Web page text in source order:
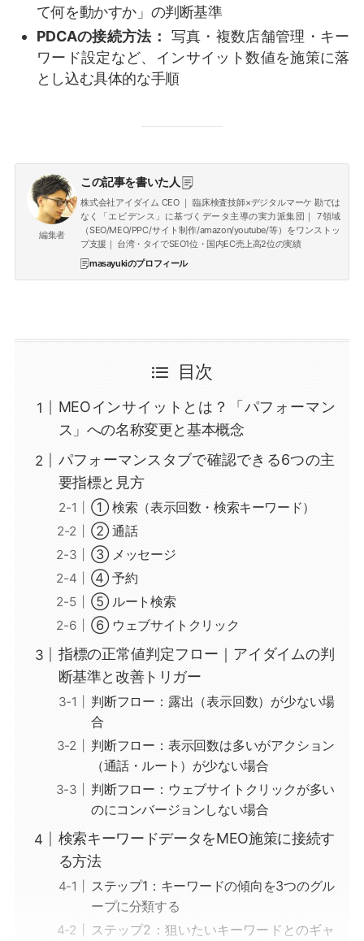
て何を動かすか」の判断基準
PDCAの接続方法：
写真・複数店舗管理・キー
ワード設定など、インサイット数値を施策に落
とし込む具体的な手順
編集者
この記事を書いた人
株式会社アイダイム CEO ｜ 臨床検査技師×デジタルマーケ 勘では
なく「エビデンス」に基づくデータ主導の実力派集団｜ 7領域
（SEO/MEO/PPC/サイト制作/amazon/youtube/等）をワンストッ
プ支援｜ 台湾・タイでSEO1位・国内EC売上高2位の実績
masayukiのプロフィール
目次
MEOインサイットとは？「パフォーマン
ス」への名称変更と基本概念
パフォーマンスタブで確認できる6つの主
要指標と見方
① 検索（表示回数・検索キーワード）
② 通話
③ メッセージ
④ 予約
⑤ ルート検索
⑥ ウェブサイトクリック
指標の正常値判定フロー｜アイダイムの判
断基準と改善トリガー
判断フロー：露出（表示回数）が少ない場
合
判断フロー：表示回数は多いがアクション
（通話・ルート）が少ない場合
判断フロー：ウェブサイトクリックが多い
のにコンバージョンしない場合
検索キーワードデータをMEO施策に接続す
る方法
ステップ1：キーワードの傾向を3つのグル
ープに分類する
ステップ2：狙いたいキーワードとのギャ